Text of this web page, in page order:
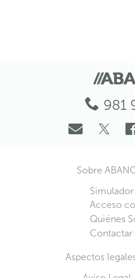
981
Sobre
Acceso
Quiénes
Contactar
Aspectos